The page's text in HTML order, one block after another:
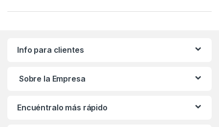
Info para clientes
Sobre la Empresa
Encuéntralo más rápido